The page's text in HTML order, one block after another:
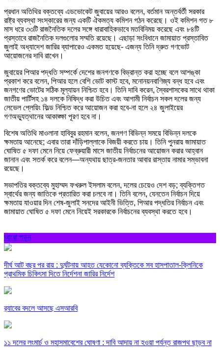
প্রধান অতিথির বক্তব্যে এডভোকেট জুবায়ের আরও বলেন, বর্তমান অন্তর্বর্তী সরকার
রাষ্ট্র ব্যবস্থা সংস্কারের জন্য একটি ঐকমত্য কমিশন গঠন করেছে। ওই কমিশন গত ৮
মাস ধরে ৩৩টি রাজনৈতিক দলের সঙ্গে ধারাবাহিকভাবে মতবিনিময় করেছে এবং ৮৪টি
প্রস্তাবে রাজনৈতিক দলগুলোর সম্মতি রয়েছে। এছাড়া সংবিধানে জামায়াত প্রস্তাবিত
জুলাই অধ্যাদেশ জারির ব্যাপারেও একমত হয়েছে- এজন্য তিনি দ্রুত গণভোট
আয়োজনের দাবি রাখেন।
জুবায়ের পিআর পদ্ধতি সম্পর্কে দেশের জনগণকে বিভ্রান্ত করা হচ্ছে বলে আশঙ্কা
প্রকাশ করে বলেন, পিআর হলে বেশি ভোট কাস্ট হবে, মনোনয়নবাণিজ্য বন্ধ হবে এবং
জনগণের ভোটের সঠিক মূল্যায়ন নিশ্চিত হবে। তিনি দাবি করেন, স্বৈরশাসকের সাথে থাকা
জাতীয় পার্টিসহ ১৪ দলকে নিষিদ্ধ করা উচিত এবং আগামী নির্বাচন সকল দলের জন্য
লেভেল প্লেয়িং ফিল্ড নিশ্চিত করে আয়োজন করা হবে-না হলে ২৪ জুলাইয়ের
গণঅভ্যুত্থানের আকাঙ্ক্ষা পূরণ হবে না।
বিশেষ অতিথি মাওলানা হাবিবুর রহমান বলেন, জনগণ বিভিন্ন সময়ে বিভিন্ন দলকে
ক্ষমতায় আনেছে; এবার তারা দাঁড়িপাল্লাকে বিজয়ী করতে চায়। তিনি পুনরায় জামায়াত
ঘোষিত ৫ দফা মেনে নিয়ে ফেব্রুয়ারী মাসে জাতীয় নির্বাচনের আয়োজন করার আহ্বান
জানান এবং সতর্ক করে বলেন—অন্যথায় ছাত্র-জনতার আবার রাস্তায় নামার সম্ভাবনা
রয়েছে।
সভাপতির বক্তব্যে মুহাম্মদ ফখরুল ইসলাম বলেন, দলের চেয়েও দেশ বড়; ব্যক্তিগত
স্বার্থের জন্য জাতিকে প্রতারিত করা চলবে না। তিনি বলেন, যেনতেন নির্বাচন দিয়ে
ক্ষমতায় যাওয়ার দিন শেষ-জুলাই সনদের আইনী ভিত্তি, পিআর পদ্ধতির নির্বাচন এবং
জামায়াত ঘোষিত ৫ দফা মেনে নিয়েই সরকারকে নির্বাচনের ব্যবস্থা করতে হবে।
আরো পড়ুন
দীর্ঘ আট বছর পর রায় : দুর্ঘটনায় আহত যেকোনো ব্যক্তিকে সব হাসপাতাল-ক্লিনিকে
প্রাথমিক চিকিৎসা দিতে নির্দেশনা জারির নির্দেশ
র‍্যাবের বদলে আসছে এসআরবি
১১ দলের লংমার্চ ও মহাসমাবেশের ঘোষণা : দাবি আদায় না হওয়া পর্যন্ত রাজপথ ছাড়ব না